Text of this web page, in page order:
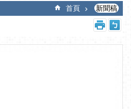
首頁 新聞稿